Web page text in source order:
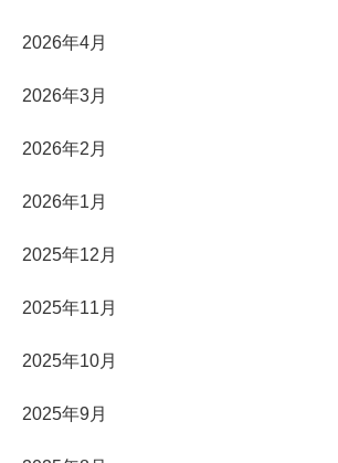
2026年4月
2026年3月
2026年2月
2026年1月
2025年12月
2025年11月
2025年10月
2025年9月